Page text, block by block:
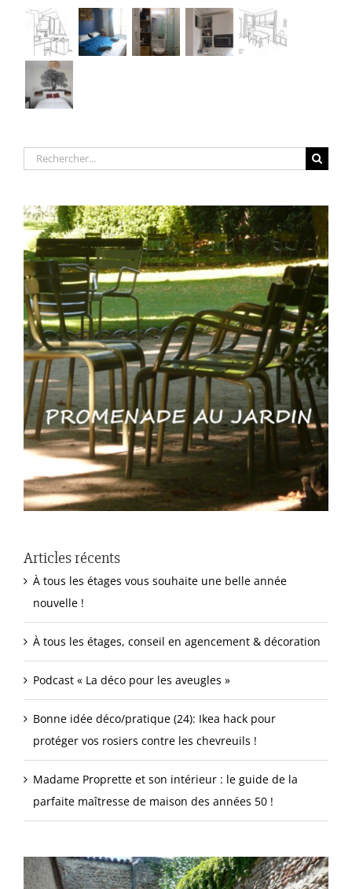
Rechercher:
Articles récents
À tous les étages vous souhaite une belle année
nouvelle !
À tous les étages, conseil en agencement & décoration
Podcast « La déco pour les aveugles »
Bonne idée déco/pratique (24): Ikea hack pour
protéger vos rosiers contre les chevreuils !
Madame Proprette et son intérieur : le guide de la
parfaite maîtresse de maison des années 50 !